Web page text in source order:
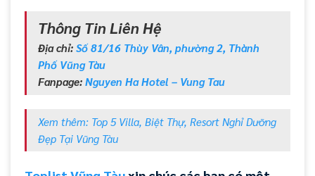
Thông Tin Liên Hệ
Địa chỉ: Số 81/16 Thùy Vân, phường 2, Thành
Phố Vũng Tàu
Fanpage: Nguyen Ha Hotel – Vung Tau
Xem thêm: Top 5 Villa, Biệt Thự, Resort Nghỉ Dưỡng
Đẹp Tại Vũng Tàu